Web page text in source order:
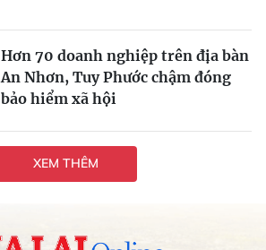
Hơn 70 doanh nghiệp trên địa bàn
An Nhơn, Tuy Phước chậm đóng
bảo hiểm xã hội
XEM THÊM